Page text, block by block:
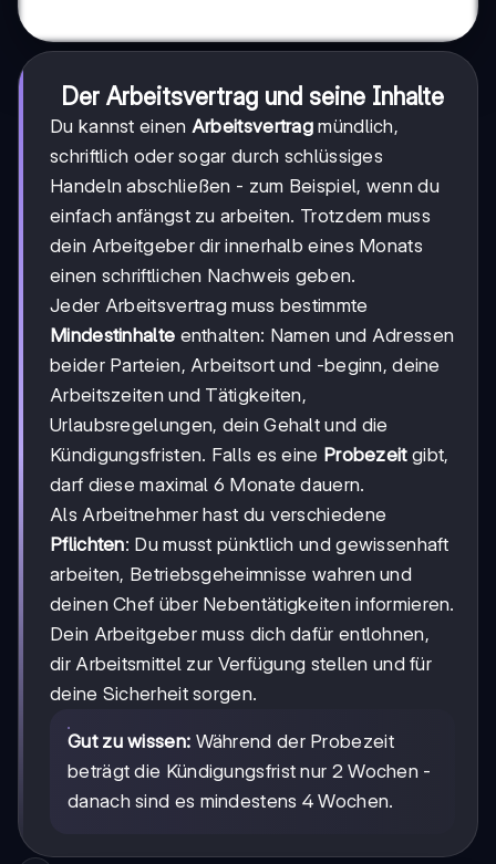
Der Arbeitsvertrag und seine Inhalte
Du kannst einen Arbeitsvertrag mündlich,
schriftlich oder sogar durch schlüssiges
Handeln abschließen - zum Beispiel, wenn du
einfach anfängst zu arbeiten. Trotzdem muss
dein Arbeitgeber dir innerhalb eines Monats
einen schriftlichen Nachweis geben.
Jeder Arbeitsvertrag muss bestimmte
Mindestinhalte enthalten: Namen und Adressen
beider Parteien, Arbeitsort und -beginn, deine
Arbeitszeiten und Tätigkeiten,
Urlaubsregelungen, dein Gehalt und die
Kündigungsfristen. Falls es eine Probezeitgibt,
darf diese maximal 6 Monate dauern.
Als Arbeitnehmer hast du verschiedene
Pflichten: Du musst pünktlich und gewissenhaft
arbeiten, Betriebsgeheimnisse wahren und
deinen Chef über Nebentätigkeiten informieren.
Dein Arbeitgeber muss dich dafür entlohnen,
dir Arbeitsmittel zur Verfügung stellen und für
deine Sicherheit sorgen.
Gut zu wissen: Während der Probezeit
beträgt die Kündigungsfrist nur 2 Wochen -
danach sind es mindestens 4 Wochen.